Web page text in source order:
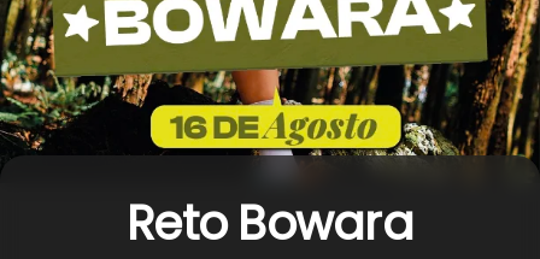
Reto Bowara